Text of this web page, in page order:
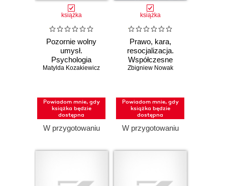
książka
Pozornie wolny
umysł.
Psychologia
wpływu i
rozszerzone
Matylda Kozakiewicz
Powiadom mnie, gdy
książka będzie
dostępna
W przygotowaniu
książka
Prawo, kara,
resocjalizacja.
Współczesne
problemy
Zbigniew Nowak
Powiadom mnie, gdy
książka będzie
dostępna
W przygotowaniu